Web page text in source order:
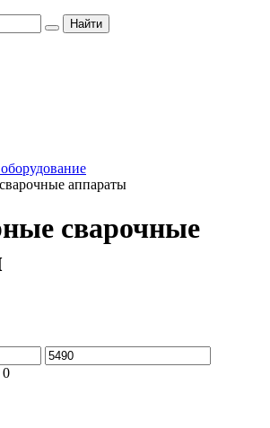
аппараты
сварочные
0